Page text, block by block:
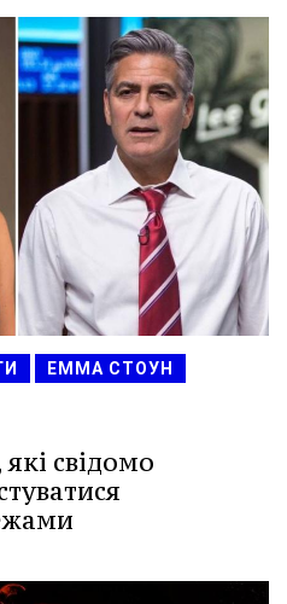
ЕММА СТОУН
свідомо